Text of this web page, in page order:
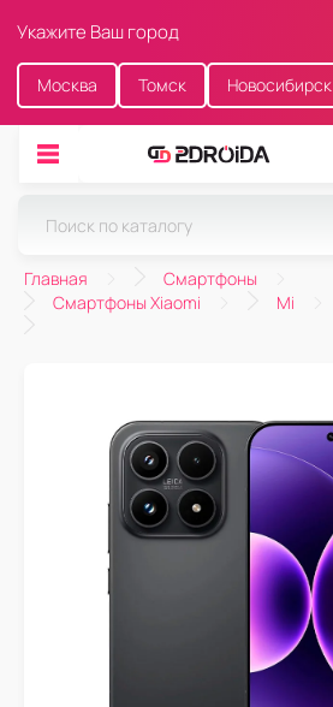
Укажите Ваш город
Москва Томск Новосибирск
Главная
Смартфоны
Смартфоны Xiaomi
Mi